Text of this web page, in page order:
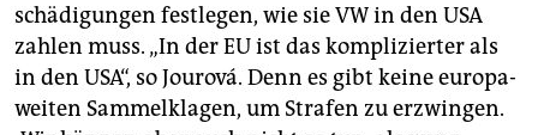
schä­di­gun­gen fest­le­gen, wie sie VW in den USA
zah­len muss. „In der EU ist das kom­pli­zier­ter als
in den USA“, so Jou­rová. Denn es gibt keine eu­ro­pa­
wei­ten Sam­mel­kla­gen, um Stra­fen zu er­zwin­gen.